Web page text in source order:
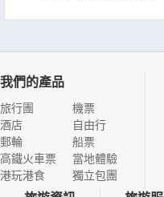
我們的產品
旅行團
酒店
郵輪
高鐵火車票
港玩港食
機票
自由行
船票
當地體驗
獨立包團